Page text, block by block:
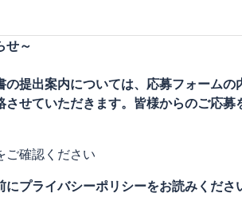
せ～
提出案内については、応募フォームの
せていただきます。皆様からのご応募
ご確認ください
プライバシーポリシーをお読みくださ